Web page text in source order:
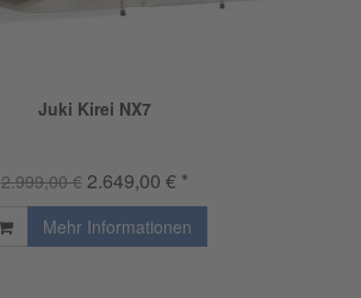
Juki Kirei NX7
2.999,00 € 2.649,00 € *
Mehr Informationen